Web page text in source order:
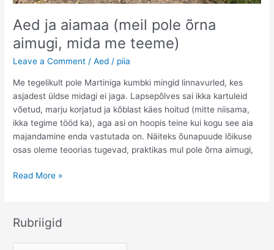
Aed ja aiamaa (meil pole õrna
aimugi, mida me teeme)
Leave a Comment /Aed / piia
Me tegelikult pole Martiniga kumbki mingid linnavurled, kes
asjadest üldse midagi ei jaga. Lapsepõlves sai ikka kartuleid
võetud, marju korjatud ja kõblast käes hoitud (mitte niisama,
ikka tegime tööd ka), aga asi on hoopis teine kui kogu see aia
majandamine enda vastutada on. Näiteks õunapuude lõikuse
osas oleme teoorias tugevad, praktikas mul pole õrna aimugi,
Aed
pole
õrna
Read More »
Rubriigid